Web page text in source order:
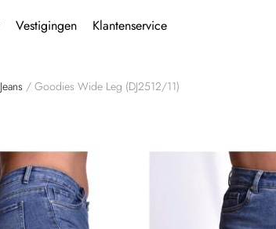
Vestigingen Klantenservice
Jeans / Goodies Wide Leg (DJ2512/11)